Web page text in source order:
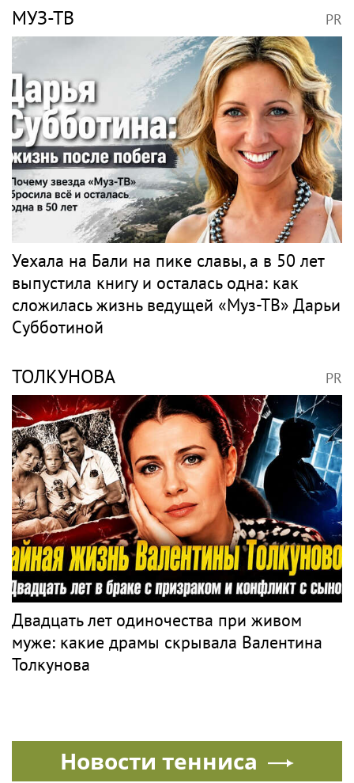
МУЗ-ТВ PR
Уехала на Бали на пике славы, а в 50 лет
выпустила книгу и осталась одна: как
сложилась жизнь ведущей «Муз-ТВ» Дарьи
Субботиной
ТОЛКУНОВА PR
Двадцать лет одиночества при живом
муже: какие драмы скрывала Валентина
Толкунова
Новости тенниса